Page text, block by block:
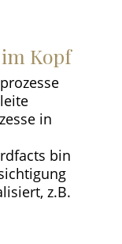
Kopf
in
bin
z.B.